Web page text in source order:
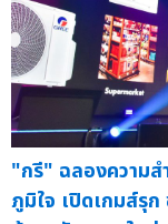
"กรี" ฉลองความส
ภูมิใจ เปิดเกมส์รุ